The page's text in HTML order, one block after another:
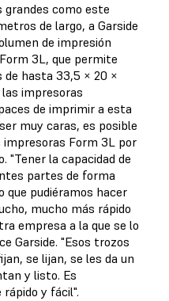
grandes como este
de largo, a Garside
de impresión
3L, que permite
de hasta 33,5 × 20 ×
impresoras
de imprimir a esta
muy caras, es posible
Form 3L por
"Tener la capacidad de
partes de forma
que pudiéramos hacer
mucho más rápido
empresa a la que se lo
Garside. "Esos trozos
se lijan, se les da un
y listo. Es
y fácil".